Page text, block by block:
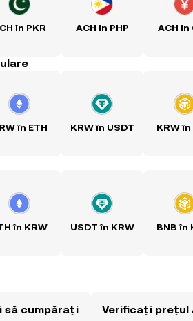
în PKR ACH în PHP ACH în
în ETH KRW în USDT KRW în
în KRW USDT în KRW BNB în
cumpărați
Verificați prețul